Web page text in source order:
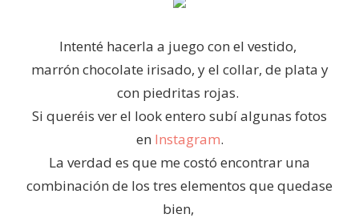
Intenté hacerla a juego con el vestido,
marrón chocolate irisado, y el collar, de plata y
con piedritas rojas.
Si queréis ver el look entero subí algunas fotos
en Instagram.
La verdad es que me costó encontrar una
combinación de los tres elementos que quedase
bien,